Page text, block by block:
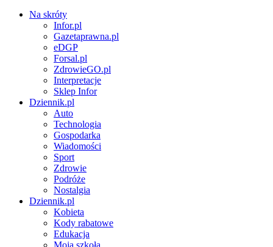
Na skróty
Infor.pl
Gazetaprawna.pl
eDGP
Forsal.pl
ZdrowieGO.pl
Interpretacje
Sklep Infor
Dziennik.pl
Auto
Technologia
Gospodarka
Wiadomości
Sport
Zdrowie
Podróże
Nostalgia
Dziennik.pl
Kobieta
Kody rabatowe
Edukacja